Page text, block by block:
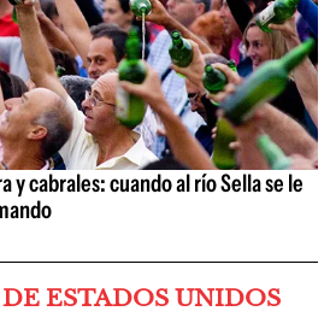
y cabrales: cuando al río Sella se le
ESTADOS UNIDOS